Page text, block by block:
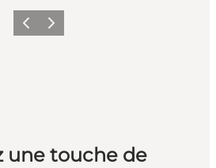
PrécédentSuivant
une touche de